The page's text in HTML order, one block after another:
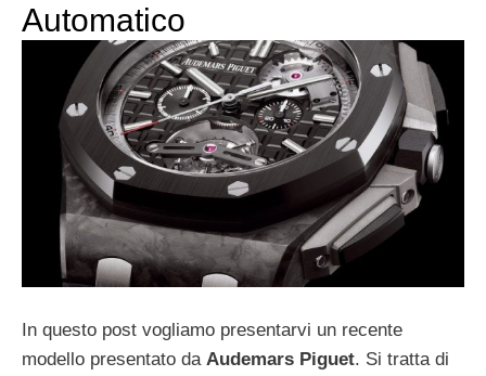
Automatico
In questo post vogliamo presentarvi un recente
modello presentato da Audemars Piguet. Si tratta di